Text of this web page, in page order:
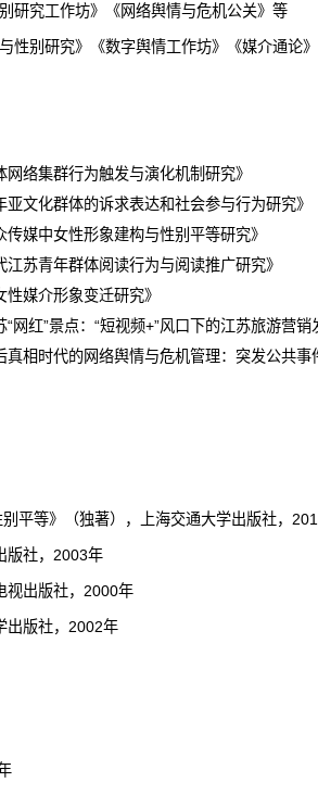
研究工作坊》《网络舆情与危机公关》等
性别研究》《数字舆情工作坊》《媒介通论
网络集群行为触发与演化机制研究》
亚文化群体的诉求表达和社会参与行为研究》
传媒中女性形象建构与性别平等研究》
江苏青年群体阅读行为与阅读推广研究》
性媒介形象变迁研究》
“网红”景点：“短视频+”风口下的江苏旅游营销
真相时代的网络舆情与危机管理：突发公共事
平等》（独著），上海交通大学出版社，
社， 2003年
出版社， 2000年
版社， 2002年